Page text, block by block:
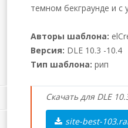
темном бекграунде и
Авторы шаблона:
Версия: DLE 10.3 -10.4
Тип шаблона: рип
Скачать для DLE
site-best-